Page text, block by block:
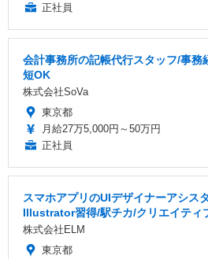
正社員
会計事務所の記帳代行スタッフ/事務
短OK
株式会社SoVa
東京都
月給27万5,000円～50万円
正社員
スマホアプリのUIデザイナーアシス
Illustrator習得/駅チカ/クリエイティ
株式会社ELM
東京都